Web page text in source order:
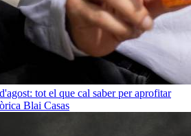
tot el que cal saber per aprofitar
Blai Casas